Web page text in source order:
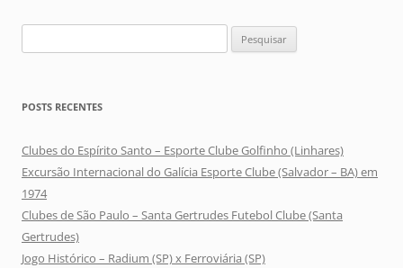
por:
POSTS RECENTES
Clubes do Espírito Santo – Esporte Clube Golfinho (Linhares)
Excursão Internacional do Galícia Esporte Clube (Salvador – BA) em
1974
Clubes de São Paulo – Santa Gertrudes Futebol Clube (Santa
Gertrudes)
Jogo Histórico – Radium (SP) x Ferroviária (SP)